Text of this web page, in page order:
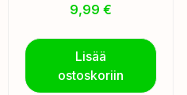
9,99 €
Lisää
ostoskoriin